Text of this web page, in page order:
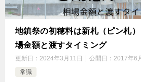
地鎮祭の初穂料は新札（ピン札
場金額と渡すタイミング
更新日： 2024年3月11日 公開日： 2017年6
常識